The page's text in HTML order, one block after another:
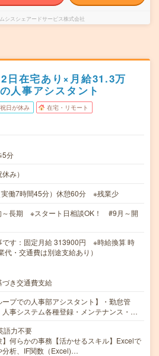
シスシェアードサービス株式会社
日在宅あり×月給31.3万
人事アシスタント
日が休み 在宅・リモート
5分
み）
働7時間45分）休憩60分 ※残業少
～長期 ※スタート日相談OK！ #9月～開
です：固定月給 313900円 ※時給換算 時
代・交通費は別途支給あり）
き交通費支給
ープでの人事部アシスタント】・勤怠管
人事システム各種登録・メンテナンス・…
語力不要
】何らかの事務【活かせるスキル】Excelで
分析、IF関数（Excel)…